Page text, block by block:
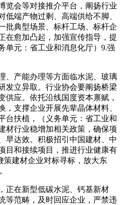
览会等对接推介平台，阐扬行业
低端产物过剩、高端供给不脚、
批典型场景、标杆工场、标杆企
在愈加凸起，加强宣传指导，提
单元：省工业和消息化厅）9.强
产能办理等方面临水泥、玻璃
发立异取。行业协会要阐扬桥梁
供应。依托沿线国度资本禀赋，
，支撑企业开展先辈晶体材料、
台扶植，（义务单元：省工业和
材行业稳增加相关政策，确保项
早达效。积极招引中国建材、中
目和接续项目，推进行业健康有
策建材企业对标寻标，放大东
在新型低碳水泥、钙基新材
等范畴，及时回应企业，严禁违